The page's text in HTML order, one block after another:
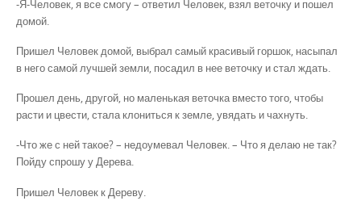
-Я-Человек, я все смогу – ответил Человек, взял веточку и пошел
домой.
Пришел Человек домой, выбрал самый красивый горшок, насыпал
в него самой лучшей земли, посадил в нее веточку и стал ждать.
Прошел день, другой, но маленькая веточка вместо того, чтобы
расти и цвести, стала клониться к земле, увядать и чахнуть.
-Что же с ней такое? – недоумевал Человек. – Что я делаю не так?
Пойду спрошу у Дерева.
Пришел Человек к Дереву.